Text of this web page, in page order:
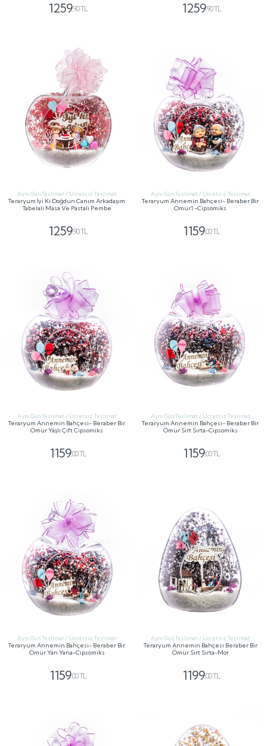
1259,90 TL 1259,90 TL
Aynı Gün Teslimat / Ücretsiz Teslimat
Teraryum İyi Ki Doğdun Canım Arkadaşım
Tabelalı Masa Ve Pastalı Pembe
1259,90 TL
Aynı Gün Teslimat / Ücretsiz Teslimat
Teraryum Annemin Bahçesi- Beraber Bir
Ömür1 -Cipsomiks
1159,00 TL
Aynı Gün Teslimat / Ücretsiz Teslimat
Teraryum Annemin Bahçesi- Beraber Bir
Ömür Yaşlı Çift Cipsomiks
1159,00 TL
Aynı Gün Teslimat / Ücretsiz Teslimat
Teraryum Annemin Bahçesi- Beraber Bir
Ömür Sırt Sırta-Cipsomiks
1159,00 TL
Aynı Gün Teslimat / Ücretsiz Teslimat
Teraryum Annemin Bahçesi- Beraber Bir
Ömür Yan Yana-Cipsomiks
1159,00 TL
Aynı Gün Teslimat / Ücretsiz Teslimat
Teraryum Annemin Bahçesi Beraber Bir
Ömür Sırt Sırta-Mor
1199,00 TL